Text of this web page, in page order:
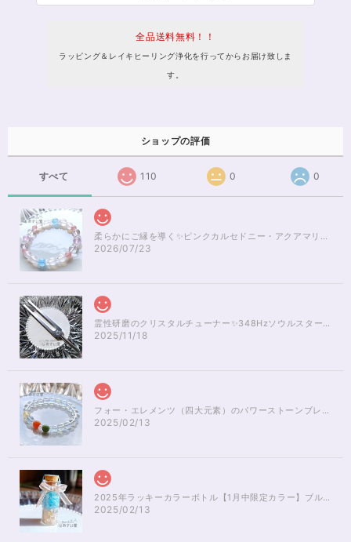
全品送料無料！！
ラッピング＆レイキヒーリング浄化を行ってからお届け致しま
す。
ショップの評価
すべて 110 0 0
2026/07/23
2025/11/18
2025/02/13
2025/02/13